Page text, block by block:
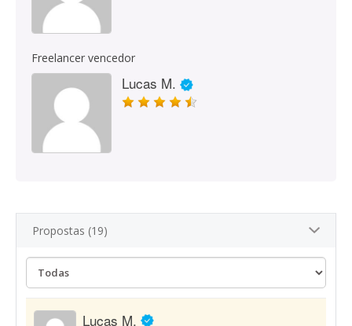
Freelancer vencedor
Lucas M.
Propostas (19)
Lucas M.